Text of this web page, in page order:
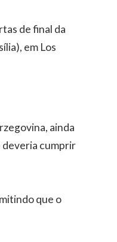
de final da
em Los
ainda
deveria cumprir
que o